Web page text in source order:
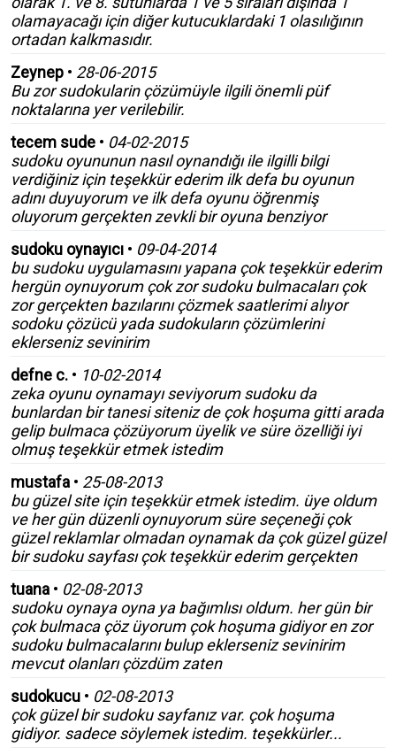
olamayacağı için diğer kutucuklardaki 1 olasılığının
ortadan kalkmasıdır.
Zeynep • 28-06-2015
Bu zor sudokularin çözümüyle ilgili önemli püf
noktalarına yer verilebilir.
tecem sude • 04-02-2015
sudoku oyununun nasıl oynandığı ile ilgilli bilgi
verdiğiniz için teşekkür ederim ilk defa bu oyunun
adını duyuyorum ve ilk defa oyunu öğrenmiş
oluyorum gerçekten zevkli bir oyuna benziyor
sudoku oynayıcı • 09-04-2014
bu sudoku uygulamasını yapana çok teşekkür ederim
hergün oynuyorum çok zor sudoku bulmacaları çok
zor gerçekten bazılarını çözmek saatlerimi alıyor
sodoku çözücü yada sudokuların çözümlerini
eklerseniz sevinirim
defne c. • 10-02-2014
zeka oyunu oynamayı seviyorum sudoku da
bunlardan bir tanesi siteniz de çok hoşuma gitti arada
gelip bulmaca çözüyorum üyelik ve süre özelliği iyi
olmuş teşekkür etmek istedim
mustafa • 25-08-2013
bu güzel site için teşekkür etmek istedim. üye oldum
ve her gün düzenli oynuyorum süre seçeneği çok
güzel reklamlar olmadan oynamak da çok güzel güzel
bir sudoku sayfası çok teşekkür ederim gerçekten
tuana • 02-08-2013
sudoku oynaya oyna ya bağımlısı oldum. her gün bir
çok bulmaca çöz üyorum çok hoşuma gidiyor en zor
sudoku bulmacalarını bulup eklerseniz sevinirim
mevcut olanları çözdüm zaten
sudokucu • 02-08-2013
çok güzel bir sudoku sayfanız var. çok hoşuma
gidiyor. sadece söylemek istedim. teşekkürler...